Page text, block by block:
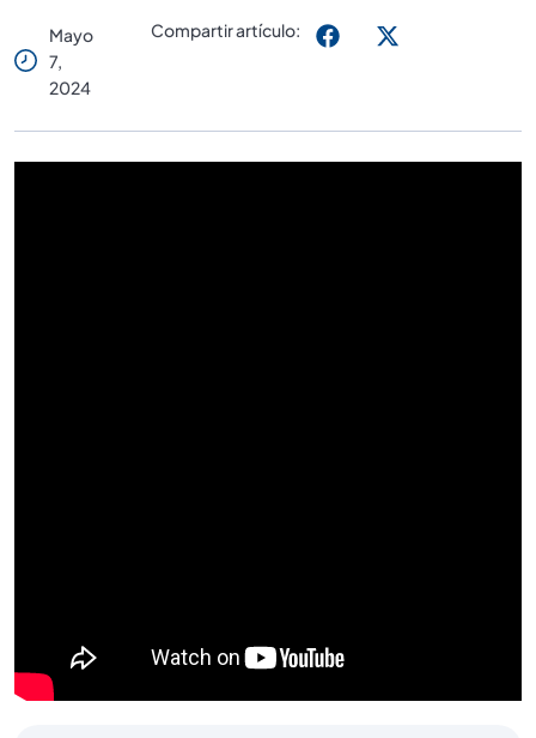
Mayo
7,
2024
Compartir artículo: